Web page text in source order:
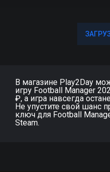
В магазине Play2Day
игру Football Manager
₽, а игра навсегда
Не упустите свой шанс
ключ для Football
Steam.